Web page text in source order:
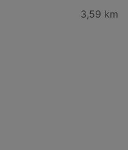
3,59 km